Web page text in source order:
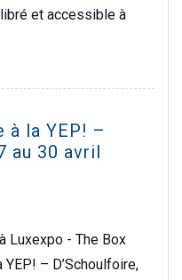
et accessible à
à la YEP! –
au 30 avril
Luxexpo - The Box
– D’Schoulfoire,